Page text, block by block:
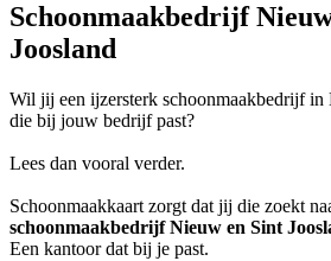
Schoonmaakbedrijf
Joosland
Wil jij een ijzersterk schoonmaakbedrijf in
die bij jouw bedrijf past?
Lees dan vooral verder.
Schoonmaakkaart zorgt dat jij die zoekt
schoonmaakbedrijf Nieuw en Sint
Een kantoor dat bij je past.